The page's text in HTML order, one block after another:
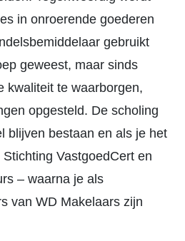
in onroerende goederen
gebruikt
geweest, maar sinds
kwaliteit te waarborgen,
opgesteld. De scholing
blijven bestaan en als je het
VastgoedCert en
– waarna je als
van WD Makelaars zijn